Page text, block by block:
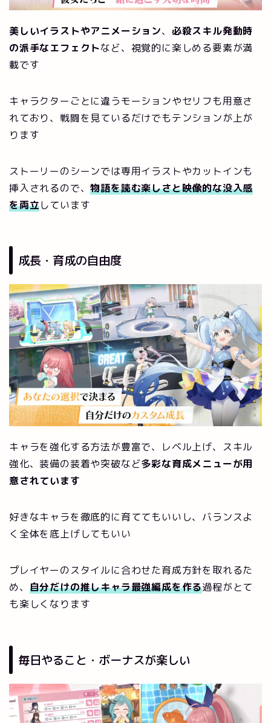
美しいイラストやアニメーション、 必殺スキル発動時
の派手なエフェクトなど、視覚的に楽しめる要素が満
載です
キャラクターごとに違うモーションやセリフも用意さ
れており、戦闘を見ているだけでもテンションが上が
ります
ストーリーのシーンでは専用イラストやカットインも
挿入されるので、物語を読む楽しさと映像的な没入感
を両立しています
成長・育成の自由度
キャラを強化する方法が豊富で、レベル上げ、スキル
強化、装備の装着や突破など多彩な育成メニューが用
意されています
好きなキャラを徹底的に育ててもいいし、バランスよ
く全体を底上げしてもいい
プレイヤーのスタイルに合わせた育成方針を取れるた
め、 自分だけの推しキャラ最強編成を作る過程がとて
も楽しくなります
毎日やること・ボーナスが楽しい